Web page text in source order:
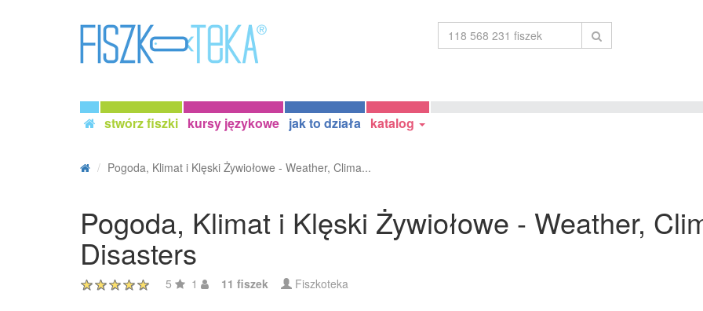
stwórz fiszki kursy językowe jak to działa katalog
Pogoda, Klimat i Klęski Żywiołowe - Weather, Clima...
Pogoda, Klimat i Klęski Żywiołowe - Weather,
Disasters
5 1 11 fiszek Fiszkoteka